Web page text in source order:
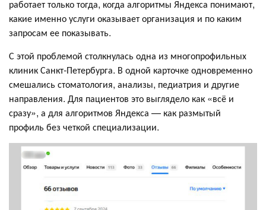
работает только тогда, когда алгоритмы Яндекса понимают,
какие именно услуги оказывает организация и по каким
запросам ее показывать.
С этой проблемой столкнулась одна из многопрофильных
клиник Санкт-Петербурга. В одной карточке одновременно
смешались стоматология, анализы, педиатрия и другие
направления. Для пациентов это выглядело как «всё и
сразу», а для алгоритмов Яндекса — как размытый
профиль без четкой специализации.